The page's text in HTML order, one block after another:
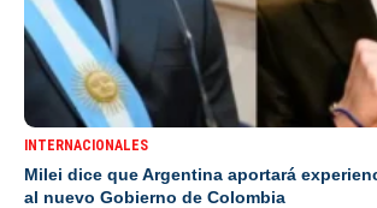
INTERNACIONALES
Milei dice que Argentina aportará
al nuevo Gobierno de Colombia